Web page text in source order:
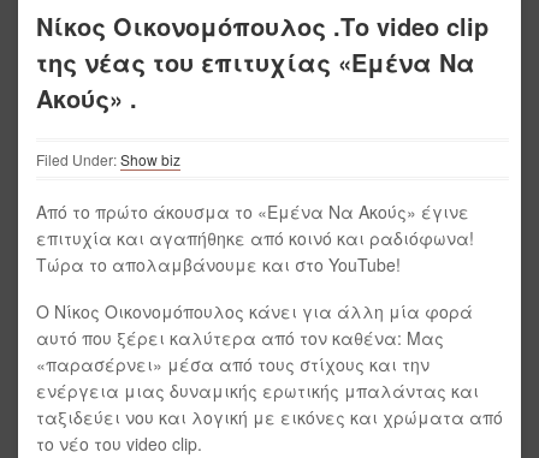
Νίκος Οικονομόπουλος .Το video clip
της νέας του επιτυχίας «Εμένα Να
Ακούς» .
Filed Under:Show biz
Από το πρώτο άκουσμα το «Εμένα Να Ακούς» έγινε
επιτυχία και αγαπήθηκε από κοινό και ραδιόφωνα!
Τώρα το απολαμβάνουμε και στο YouTube!
Ο Νίκος Οικονομόπουλος κάνει για άλλη μία φορά
αυτό που ξέρει καλύτερα από τον καθένα: Μας
«παρασέρνει» μέσα από τους στίχους και την
ενέργεια μιας δυναμικής ερωτικής μπαλάντας και
ταξιδεύει νου και λογική με εικόνες και χρώματα από
το νέο του video clip.